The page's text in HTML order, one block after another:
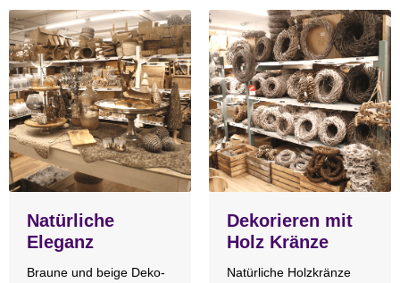
Natürliche
Eleganz
Braune und beige Deko-
Dekorieren mit
Holz Kränze
Natürliche Holzkränze